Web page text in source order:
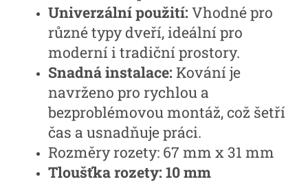
Univerzální použití: Vhodné pro
různé typy dveří, ideální pro
moderní i tradiční prostory.
Snadná instalace: Kování je
navrženo pro rychlou a
bezproblémovou montáž, což šetří
čas a usnadňuje práci.
Rozměry rozety: 67 mm x 31 mm
Tloušťka rozety: 10 mm